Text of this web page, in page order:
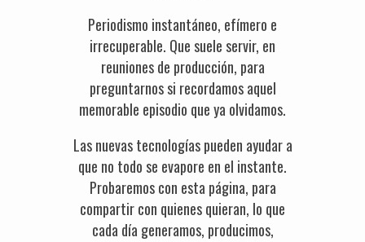
Periodismo instantáneo, efímero e
irrecuperable. Que suele servir, en
reuniones de producción, para
preguntarnos si recordamos aquel
memorable episodio que ya olvidamos.
Las nuevas tecnologías pueden ayudar a
que no todo se evapore en el instante.
Probaremos con esta página, para
compartir con quienes quieran, lo que
cada día generamos, producimos,